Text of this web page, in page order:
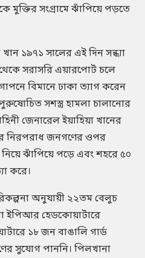
মুক্তির সংগ্রামে ঝাঁপিয়ে পড়তে
খান ১৯৭১ সালের এই দিন সন্ধ্যা
সরাসরি এয়ারপোর্ট চলে
বিমানে ঢাকা ত্যাগ করেন
সশস্ত্র হামলা চালানোর
জেনারেল ইয়াহিয়া খানের
নিরপরাধ জনগণের ওপর
ঝাঁপিয়ে পড়ে এবং শহরে ৫০
করে।
অনুযায়ী ২২তম বেলুচ
ইপিআর হেডকোয়ার্টারে
১৮ জন বাঙালি গার্ড
সুযোগ পাননি। পিলখানা